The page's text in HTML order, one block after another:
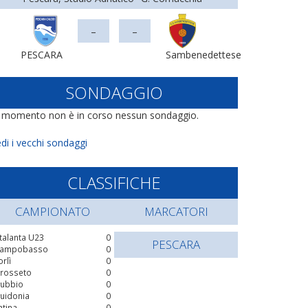
PESCARA
- -
Sambenedettese
SONDAGGIO
non è in corso nessun sondaggio.
i vecchi sondaggi
CLASSIFICHE
CAMPIONATO
0
U23
0
0
0
0
0
MARCATORI
PESCARA